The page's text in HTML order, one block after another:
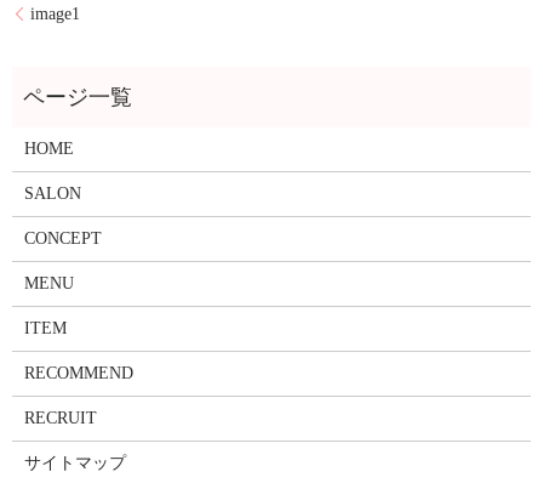
image1
HOME
SALON
CONCEPT
MENU
ITEM
RECOMMEND
RECRUIT
サイトマップ